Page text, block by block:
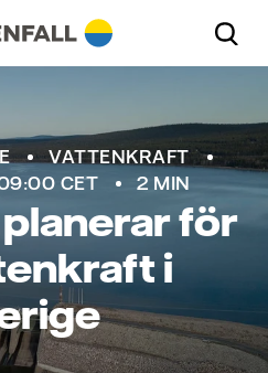
VATTENKRAFT
CET
2 MIN
för
i